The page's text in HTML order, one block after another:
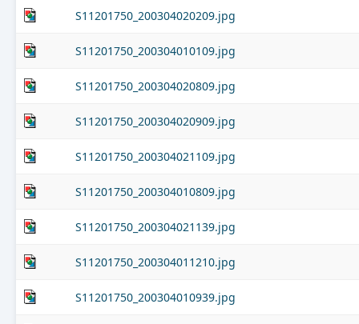
S11201750_200304020209.jpg
S11201750_200304010109.jpg
S11201750_200304020809.jpg
S11201750_200304020909.jpg
S11201750_200304021109.jpg
S11201750_200304010809.jpg
S11201750_200304021139.jpg
S11201750_200304011210.jpg
S11201750_200304010939.jpg